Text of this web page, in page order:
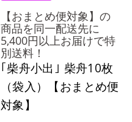
【おまとめ便対象】の
商品を同一配送先に
5,400円以上お届けで特
別送料！
｢柴舟小出｣ 柴舟10枚
（袋入）【おまとめ便
対象】